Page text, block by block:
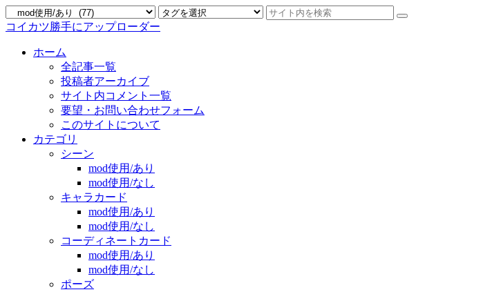
コイカツ勝手にアップローダー
ホーム
全記事一覧
投稿者アーカイブ
サイト内コメント一覧
要望・お問い合わせフォーム
このサイトについて
カテゴリ
シーン
mod使用/あり
mod使用/なし
キャラカード
mod使用/あり
mod使用/なし
コーディネートカード
mod使用/あり
mod使用/なし
ポーズ